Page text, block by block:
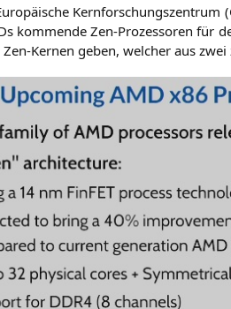
Kern­for­schungs­zen­trum (
kom­men­de Zen-Pro­zes­so­ren für
Ker­nen geben, wel­cher aus